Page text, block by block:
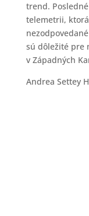
trend.
telemetrii,
sú dôležité pre
v Západných
Andrea Settey